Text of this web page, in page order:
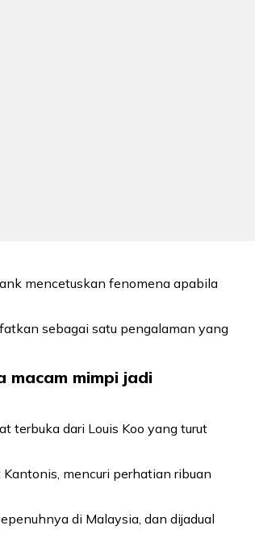
mencetuskan fenomena apabila
sebagai satu pengalaman yang
mimpi jadi
terbuka dari Louis Koo yang turut
mencuri perhatian ribuan
di Malaysia, dan dijadual